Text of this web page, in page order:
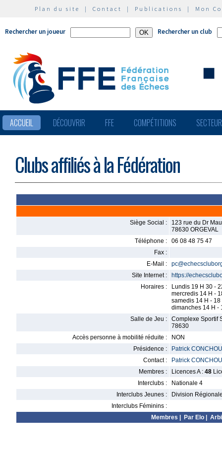
Plan du site | Contact | Publications | Mon
Rechercher un joueur Rechercher un club
ACCUEIL DÉCOUVRIR FFE COMPÉTITIONS
Clubs affiliés à la Fédération
Siège Social :
123 rue du Dr
78630 ORGEVAL
Téléphone :
06 08 48 75 47
Fax :
E-Mail :
Site Internet :
https://
Horaires :
Lundis 19 H 30 -
mercredis 14 H -
samedis 14 H - 18
dimanches 14 H -
Salle de Jeu :
Complexe Sportif
78630
Accès personne à mobilité réduite :
NON
Présidence :
Patrick CONCHOU
Contact :
Patrick CONCHOU
Membres :
Licences A : 48
Interclubs :
Nationale 4
Interclubs Jeunes :
Division
Interclubs Féminins :
Membres
Par Elo